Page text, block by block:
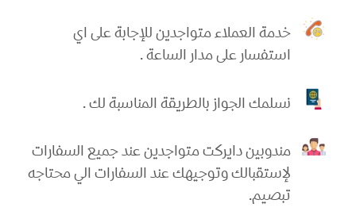
خدمة العملاء متواجدين للإجابة على اي
استفسار على مدار الساعة .
نسلمك الجواز بالطريقة المناسبة لك .
مندوبين دايركت متواجدين عند جميع السفارات
لإستقبالك وتوجيهك عند السفارات الي محتاجه
تبصيم.